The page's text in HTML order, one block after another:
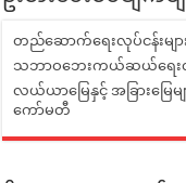
တည်ဆောက်ရေးလုပ်ငန်းမျာ
သဘာဝဘေးကယ်ဆယ်ရေးလုပ်
လယ်ယာမြေနှင့် အခြားမြေ
ကော်မတီ